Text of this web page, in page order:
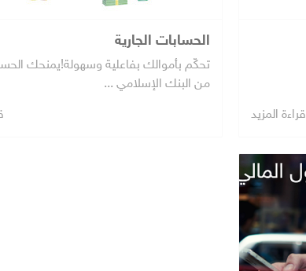
قراءة المزيد
الحسابات الجارية
تحكّم بأموالك بفاعلية وسهولة!يمنحك
من البنك الإسلامي ...